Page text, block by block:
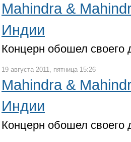
Mahindra &
Индии
Концерн обошел своего
19 августа 2011, пятница 15:26
Mahindra &
Индии
Концерн обошел своего